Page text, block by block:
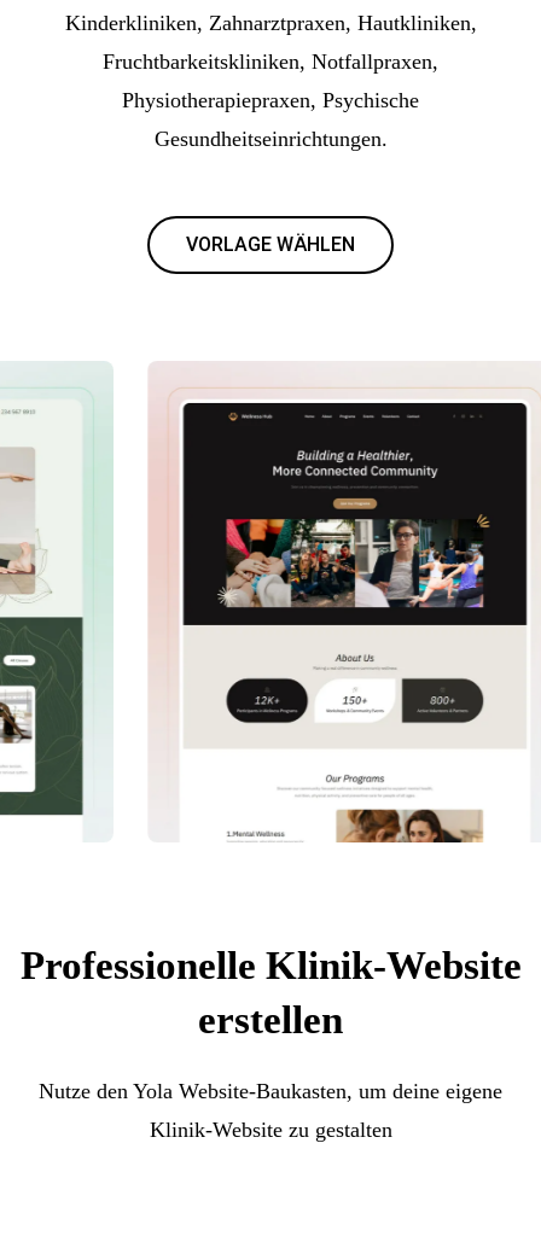
Kinderkliniken, Zahnarztpraxen, Hautkliniken,
Fruchtbarkeitskliniken, Notfallpraxen,
Physiotherapiepraxen, Psychische
Gesundheitseinrichtungen.
VORLAGE WÄHLEN
Professionelle Klinik-Website
erstellen
Nutze den Yola Website-Baukasten, um deine eigene
Klinik-Website zu gestalten